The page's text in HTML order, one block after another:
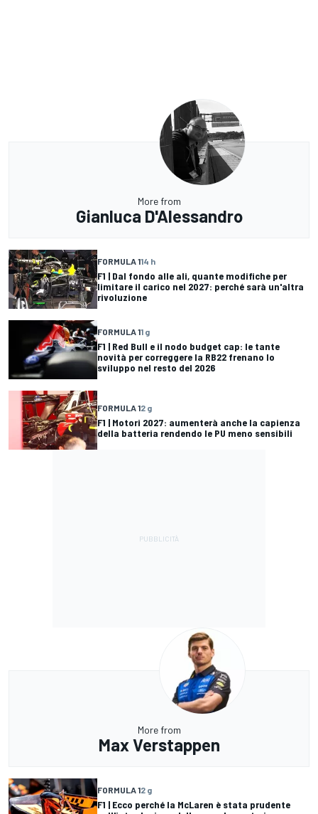
More from
Gianluca D'Alessandro
FORMULA 114 h
F1 | Dal fondo alle ali, quante modifiche per
limitare il carico nel 2027: perché sarà un'altra
rivoluzione
FORMULA 11 g
F1 | Red Bull e il nodo budget cap: le tante
novità per correggere la RB22 frenano lo
sviluppo nel resto del 2026
FORMULA 12 g
F1 | Motori 2027: aumenterà anche la capienza
della batteria rendendo le PU meno sensibili
More from
Max Verstappen
FORMULA 12 g
F1 | Ecco perché la McLaren è stata prudente